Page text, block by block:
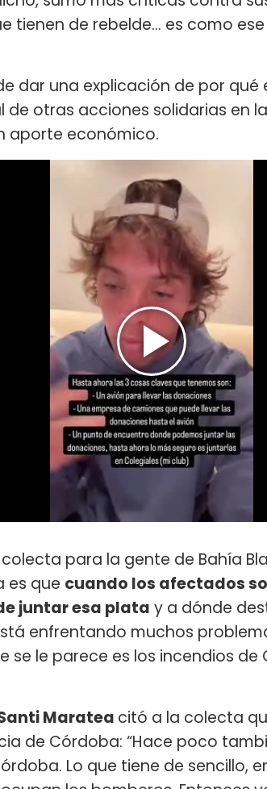
tienen de rebelde… es como
dar una explicación de por qué
de otras acciones solidarias en
aporte económico.
para la gente de Bahía
es que cuando los afectados
juntar esa plata y a dónde
enfrentando muchos
se le parece es los incendios de
Maratea citó a la colecta
de Córdoba: “Hace poco
Lo que tiene de sencillo,